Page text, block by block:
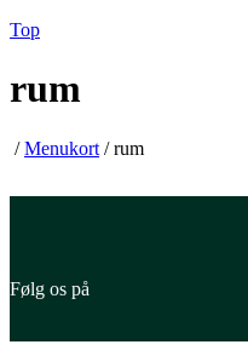
Top
rum
/Menukort /rum
Følg os på